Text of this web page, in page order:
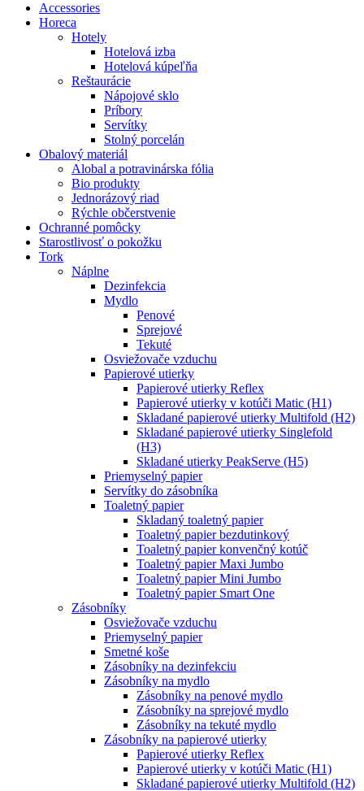
Accessories
Horeca
Hotely
Hotelová izba
Hotelová kúpeľňa
Reštaurácie
Nápojové sklo
Príbory
Servítky
Stolný porcelán
Obalový materiál
Alobal a potravinárska fólia
Bio produkty
Jednorázový riad
Rýchle občerstvenie
Ochranné pomôcky
Starostlivosť o pokožku
Tork
Náplne
Dezinfekcia
Mydlo
Penové
Sprejové
Tekuté
Osviežovače vzduchu
Papierové utierky
Papierové utierky Reflex
Papierové utierky v kotúči Matic (H1)
Skladané papierové utierky Multifold (H2)
Skladané papierové utierky Singlefold
(H3)
Skladané utierky PeakServe (H5)
Priemyselný papier
Servítky do zásobníka
Toaletný papier
Skladaný toaletný papier
Toaletný papier bezdutinkový
Toaletný papier konvenčný kotúč
Toaletný papier Maxi Jumbo
Toaletný papier Mini Jumbo
Toaletný papier Smart One
Zásobníky
Osviežovače vzduchu
Priemyselný papier
Smetné koše
Zásobníky na dezinfekciu
Zásobníky na mydlo
Zásobníky na penové mydlo
Zásobníky na sprejové mydlo
Zásobníky na tekuté mydlo
Zásobníky na papierové utierky
Papierové utierky Reflex
Papierové utierky v kotúči Matic (H1)
Skladané papierové utierky Multifold (H2)